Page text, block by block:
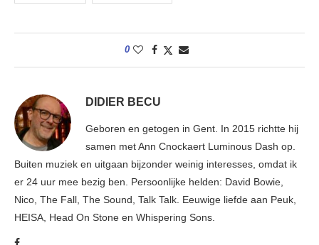
0
DIDIER BECU
Geboren en getogen in Gent. In 2015 richtte hij
samen met Ann Cnockaert Luminous Dash op.
Buiten muziek en uitgaan bijzonder weinig interesses, omdat ik
er 24 uur mee bezig ben. Persoonlijke helden: David Bowie,
Nico, The Fall, The Sound, Talk Talk. Eeuwige liefde aan Peuk,
HEISA, Head On Stone en Whispering Sons.